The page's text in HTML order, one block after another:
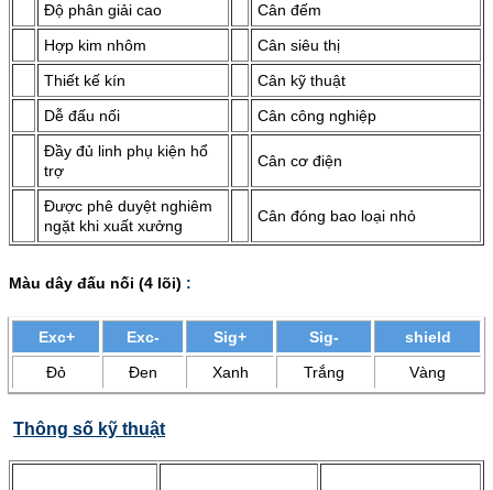
Độ phân giải cao
Cân đếm
Hợp kim nhôm
Cân siêu thị
Thiết kế kín
Cân kỹ thuật
Dễ đấu nối
Cân công nghiệp
Đầy đủ linh phụ kiện hổ
trợ
Cân cơ điện
Được phê duyệt nghiêm
ngặt khi xuất xưởng
Cân đóng bao loại nhỏ
Màu dây đấu nối (4 lõi) :
Exc+ Exc- Sig+ Sig-
shield
Đỏ
Đen Xanh Trắng Vàng
Thông số kỹ thuật